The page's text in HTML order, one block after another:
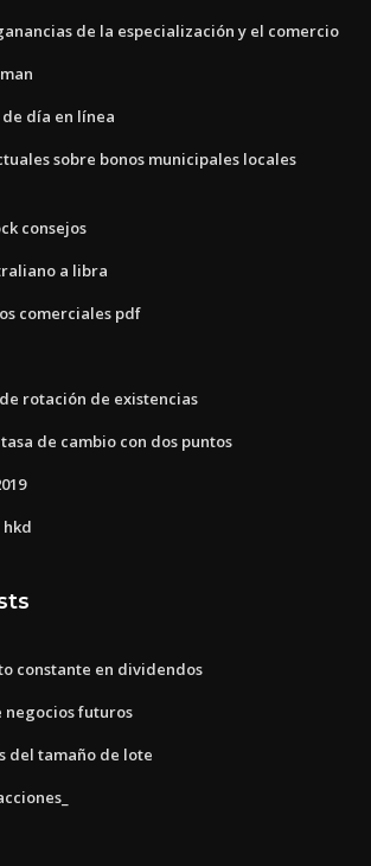
de la especialización y el comercio
día en línea
sobre bonos municipales locales
consejos
a libra
comerciales pdf
rotación de existencias
de cambio con dos puntos
constante en dividendos
negocios futuros
del tamaño de lote